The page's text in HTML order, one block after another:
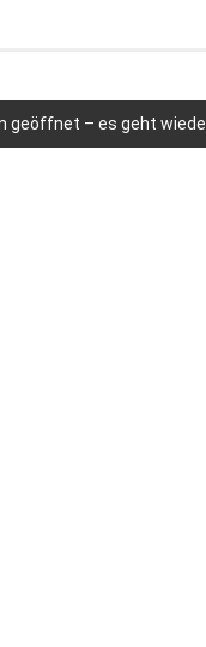
geöffnet – es geht